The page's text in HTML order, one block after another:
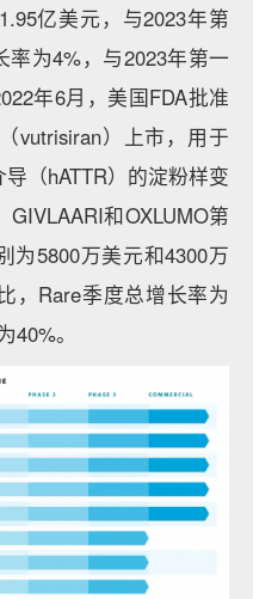
亿美元，与2023年第
为4%，与2023年第一
年6月，美国FDA批准
vutrisiran）上市，用于
（hATTR）的淀粉样变
和OXLUMO第
为5800万美元和4300万
，Rare季度总增长率为
。